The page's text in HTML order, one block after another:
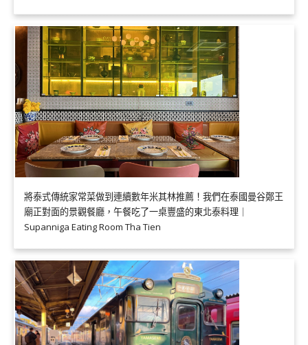
將泰式傳統家常菜做到連續數年米其林推薦！我們在泰國曼谷鄭王
廟正對面的景觀餐廳，午餐吃了一桌豐盛的東北泰料理｜
Supanniga Eating Room Tha Tien